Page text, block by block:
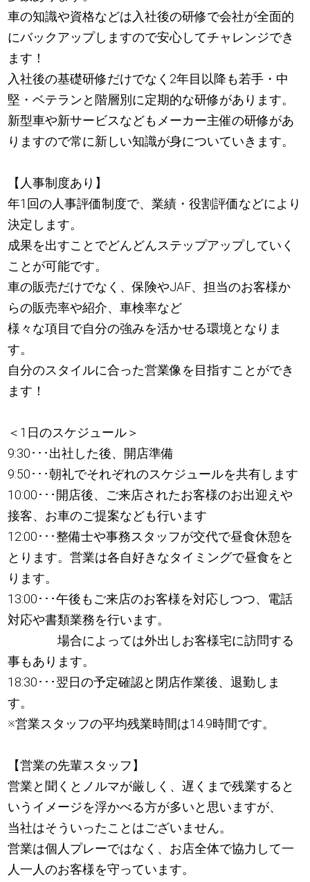
車の知識や資格などは入社後の研修で会社が全面的
にバックアップしますので安心してチャレンジでき
ます！
入社後の基礎研修だけでなく2年目以降も若手・中
堅・ベテランと階層別に定期的な研修があります。
新型車や新サービスなどもメーカー主催の研修があ
りますので常に新しい知識が身についていきます。
【人事制度あり】
年1回の人事評価制度で、業績・役割評価などにより
決定します。
成果を出すことでどんどんステップアップしていく
ことが可能です。
車の販売だけでなく、保険やJAF、担当のお客様か
らの販売率や紹介、車検率など
様々な項目で自分の強みを活かせる環境となりま
す。
自分のスタイルに合った営業像を目指すことができ
ます！
＜1日のスケジュール＞
9:30･･･出社した後、開店準備
9:50･･･朝礼でそれぞれのスケジュールを共有します
10:00･･･開店後、ご来店されたお客様のお出迎えや
接客、お車のご提案なども行います
12:00･･･整備士や事務スタッフが交代で昼食休憩を
とります。営業は各自好きなタイミングで昼食をと
ります。
13:00･･･午後もご来店のお客様を対応しつつ、電話
対応や書類業務を行います。
場合によっては外出しお客様宅に訪問する
事もあります。
18:30･･･翌日の予定確認と閉店作業後、退勤しま
す。
※営業スタッフの平均残業時間は14.9時間です。
【営業の先輩スタッフ】
営業と聞くとノルマが厳しく、遅くまで残業すると
いうイメージを浮かべる方が多いと思いますが、
当社はそういったことはございません。
営業は個人プレーではなく、お店全体で協力して一
人一人のお客様を守っています。